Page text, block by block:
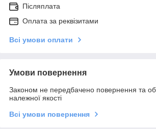
Післяплата
Оплата за реквізитами
Всі умови оплати
Умови повернення
Законом не передбачено повернення та
належної якості
Всі умови повернення